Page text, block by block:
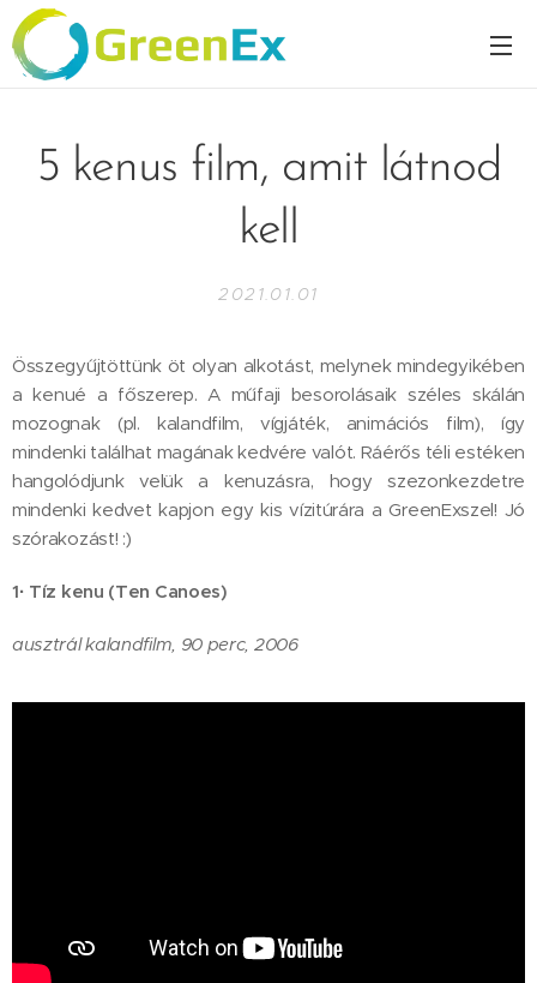
5 kenus film, amit látnod
kell
2021.01.01
Összegyűjtöttünk öt olyan alkotást, melynek mindegyikében
a kenué a főszerep. A műfaji besorolásaik széles skálán
mozognak (pl. kalandfilm, vígjáték, animációs film), így
mindenki találhat magának kedvére valót. Ráérős téli estéken
hangolódjunk velük a kenuzásra, hogy szezonkezdetre
mindenki kedvet kapjon egy kis vízitúrára a GreenExszel! Jó
szórakozást! :)
1· Tíz kenu (Ten Canoes)
ausztrál kalandfilm, 90 perc, 2006